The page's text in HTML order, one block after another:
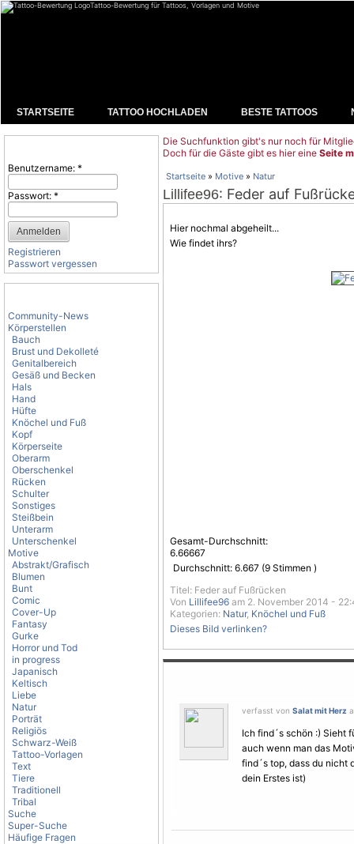
Tattoo-Bewertung für Tattoos, Vorlagen und Motive
STARTSEITE TATTOO HOCHLADEN BESTE TATTOOS
Benutzername: *
Passwort: *
Registrieren
Passwort vergessen
Community-News
Körperstellen
Bauch
Brust und Dekolleté
Genitalbereich
Gesäß und Becken
Hals
Hand
Hüfte
Knöchel und Fuß
Kopf
Körperseite
Oberarm
Oberschenkel
Rücken
Schulter
Sonstiges
Steißbein
Unterarm
Unterschenkel
Motive
Abstrakt/Grafisch
Blumen
Bunt
Comic
Cover-Up
Fantasy
Gurke
Horror und Tod
in progress
Japanisch
Keltisch
Liebe
Natur
Porträt
Religiös
Schwarz-Weiß
Tattoo-Vorlagen
Text
Tiere
Traditionell
Tribal
Suche
Super-Suche
Häufige Fragen
Die Suchfunktion gibt's nur noch für
Doch für die Gäste gibt es hier eine Seite
Startseite » Motive » Natur
Lillifee96: Feder auf
Hier nochmal abgeheilt...
Wie findet ihrs?
Gesamt-Durchschnitt:
6.66667
Durchschnitt: 6.667 (9 Stimmen )
Titel: Feder auf Fußrücken
Von Lillifee96 am 2. November 2014 -
Kategorien: Natur, Knöchel und Fuß
Dieses Bild verlinken?
verfasst von Salat mit Herz
Ich find´s schön :) Sieht
auch wenn man das
find´s top, dass du nicht
dein Erstes ist)